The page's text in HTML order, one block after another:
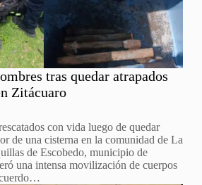
tras quedar atrapados
Zitácuaro
con vida luego de quedar
de una cisterna en la comunidad de La
de Escobedo, municipio de
una intensa movilización de cuerpos